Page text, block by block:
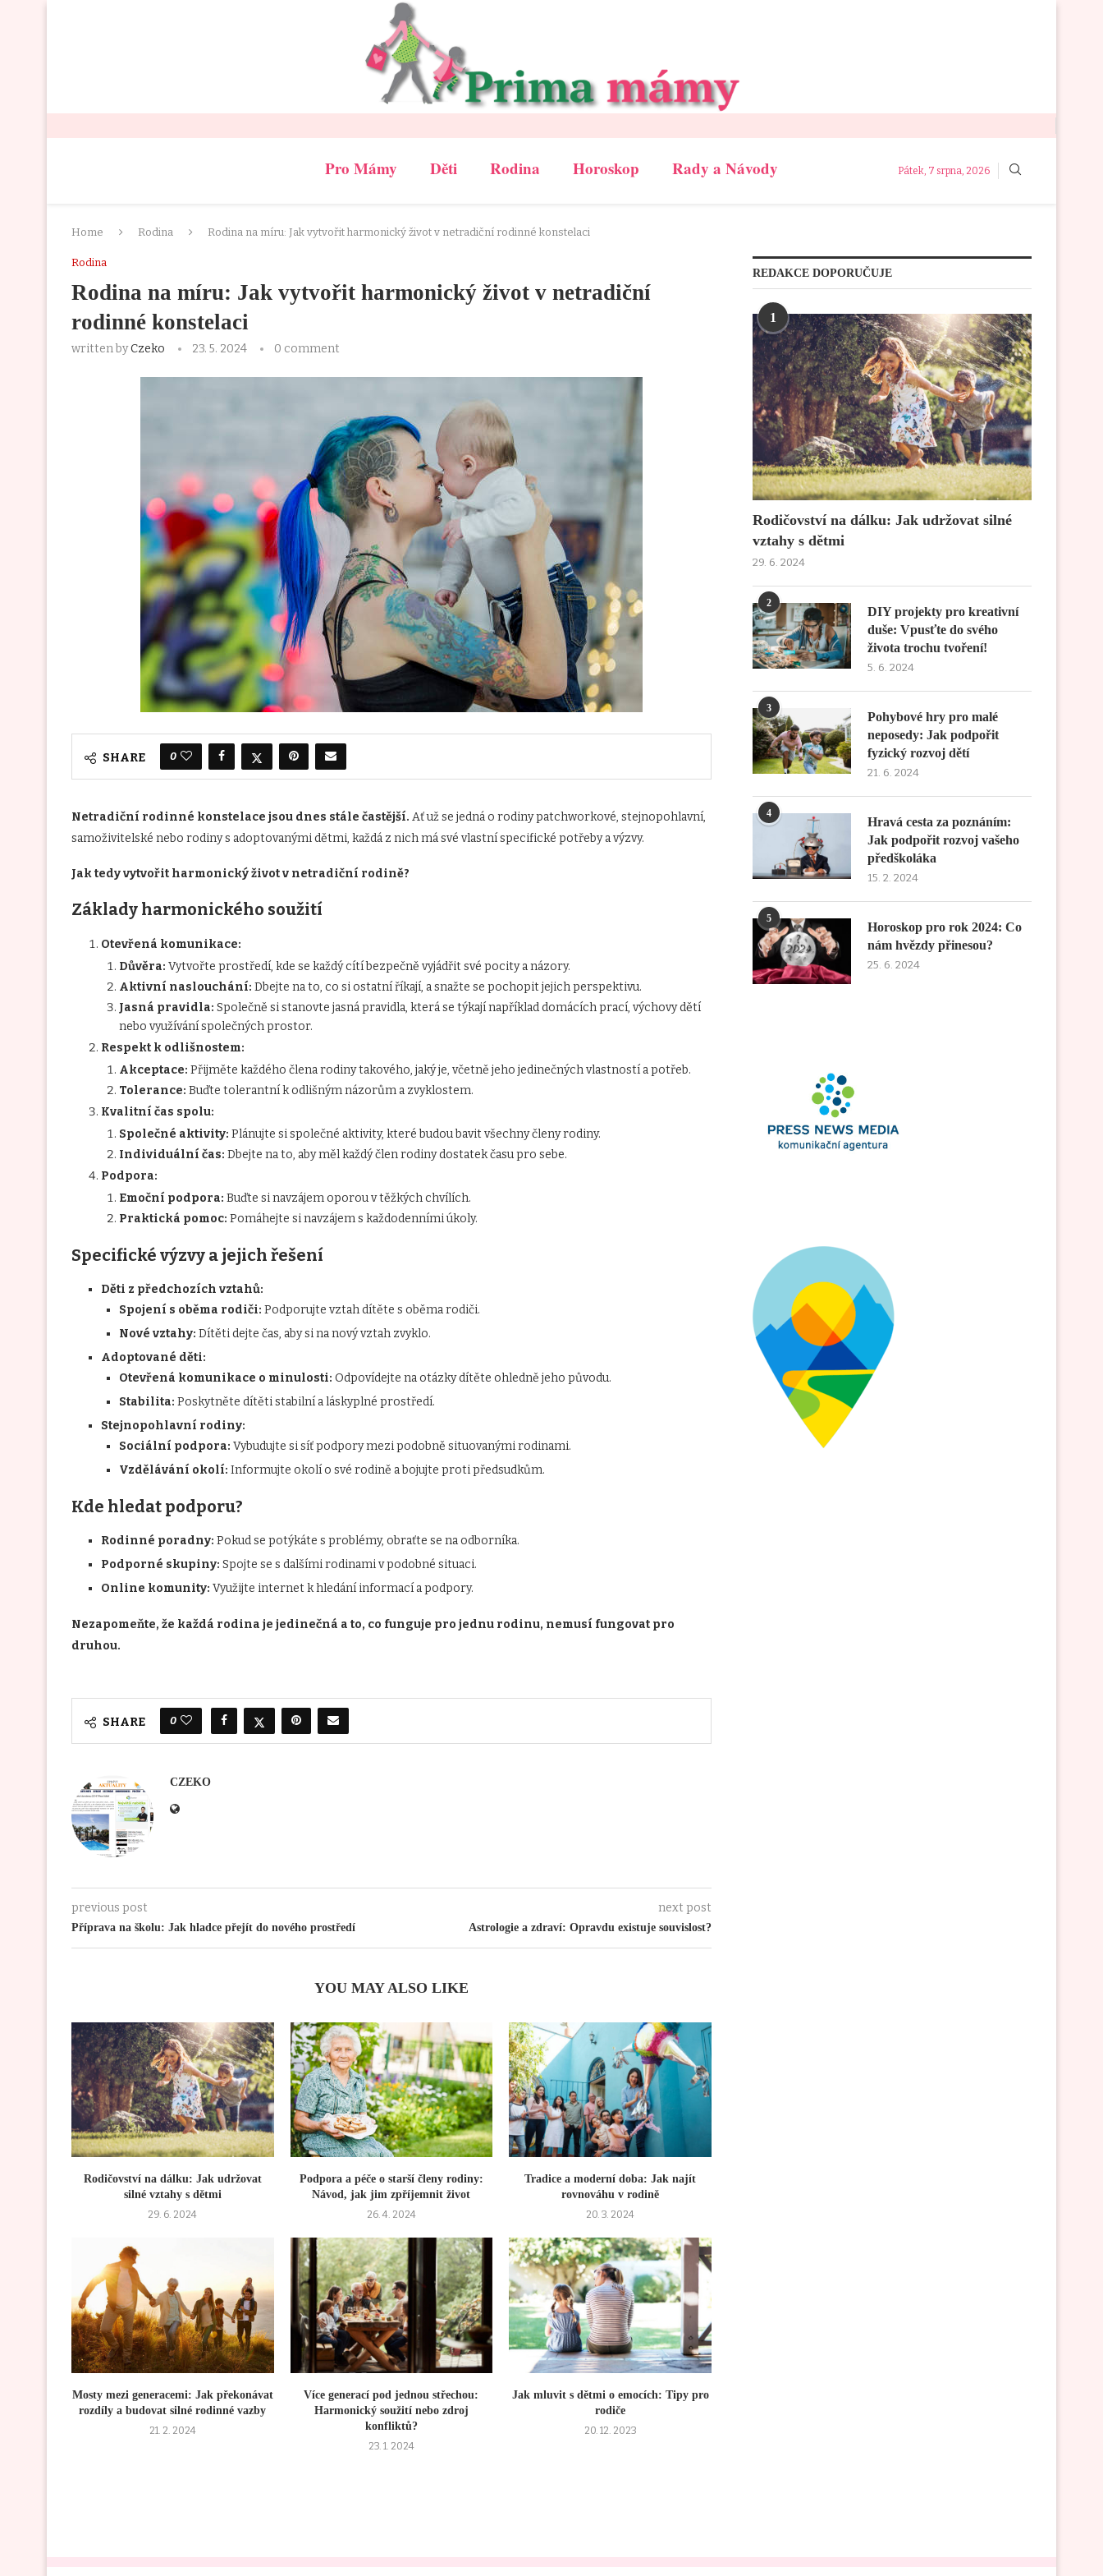
Pro Mámy Děti Rodina Horoskop Rady a Návody Pátek, 7 srpna, 2026
Home Rodina Rodina na míru: Jak vytvořit harmonický život v netradiční rodinné konstelaci
Rodina
Rodina na míru: Jak vytvořit harmonický život v netradiční
rodinné konstelaci
written byCzeko 23. 5. 2024 0 comment
SHARE 0
Netradiční rodinné konstelace jsou dnes stále častější. Ať už se jedná o rodiny patchworkové, stejnopohlavní,
samoživitelské nebo rodiny s adoptovanými dětmi, každá z nich má své vlastní specifické potřeby a výzvy.
Jak tedy vytvořit harmonický život v netradiční rodině?
Základy harmonického soužití
Otevřená komunikace:
Důvěra: Vytvořte prostředí, kde se každý cítí bezpečně vyjádřit své pocity a názory.
Aktivní naslouchání: Dbejte na to, co si ostatní říkají, a snažte se pochopit jejich perspektivu.
Jasná pravidla: Společně si stanovte jasná pravidla, která se týkají například domácích prací, výchovy dětí
nebo využívání společných prostor.
Respekt k odlišnostem:
Akceptace: Přijměte každého člena rodiny takového, jaký je, včetně jeho jedinečných vlastností a potřeb.
Tolerance: Buďte tolerantní k odlišným názorům a zvyklostem.
Kvalitní čas spolu:
Společné aktivity: Plánujte si společné aktivity, které budou bavit všechny členy rodiny.
Individuální čas: Dbejte na to, aby měl každý člen rodiny dostatek času pro sebe.
Podpora:
Emoční podpora: Buďte si navzájem oporou v těžkých chvílích.
Praktická pomoc: Pomáhejte si navzájem s každodenními úkoly.
Specifické výzvy a jejich řešení
Děti z předchozích vztahů:
Spojení s oběma rodiči: Podporujte vztah dítěte s oběma rodiči.
Nové vztahy: Dítěti dejte čas, aby si na nový vztah zvyklo.
Adoptované děti:
Otevřená komunikace o minulosti: Odpovídejte na otázky dítěte ohledně jeho původu.
Stabilita: Poskytněte dítěti stabilní a láskyplné prostředí.
Stejnopohlavní rodiny:
Sociální podpora: Vybudujte si síť podpory mezi podobně situovanými rodinami.
Vzdělávání okolí: Informujte okolí o své rodině a bojujte proti předsudkům.
Kde hledat podporu?
Rodinné poradny: Pokud se potýkáte s problémy, obraťte se na odborníka.
Podporné skupiny: Spojte se s dalšími rodinami v podobné situaci.
Online komunity: Využijte internet k hledání informací a podpory.
Nezapomeňte, že každá rodina je jedinečná a to, co funguje pro jednu rodinu, nemusí fungovat pro
druhou.
SHARE 0
CZEKO
previous post
Příprava na školu: Jak hladce přejít do nového prostředí
next post
Astrologie a zdraví: Opravdu existuje souvislost?
YOU MAY ALSO LIKE
Rodičovství na dálku: Jak udržovat
silné vztahy s dětmi
29. 6. 2024
Podpora a péče o starší členy rodiny:
Návod, jak jim zpříjemnit život
26. 4. 2024
Tradice a moderní doba: Jak najít
rovnováhu v rodině
20. 3. 2024
Mosty mezi generacemi: Jak překonávat
rozdíly a budovat silné rodinné vazby
21. 2. 2024
Více generací pod jednou střechou:
Harmonický soužití nebo zdroj
konfliktů?
23. 1. 2024
Jak mluvit s dětmi o emocích: Tipy pro
rodiče
20. 12. 2023
REDAKCE DOPORUČUJE
1
Rodičovství na dálku: Jak udržovat silné
vztahy s dětmi
29. 6. 2024
2
DIY projekty pro kreativní
duše: Vpusťte do svého
života trochu tvoření!
5. 6. 2024
3
Pohybové hry pro malé
neposedy: Jak podpořit
fyzický rozvoj dětí
21. 6. 2024
4
Hravá cesta za poznáním:
Jak podpořit rozvoj vašeho
předškoláka
15. 2. 2024
5
Horoskop pro rok 2024: Co
nám hvězdy přinesou?
25. 6. 2024